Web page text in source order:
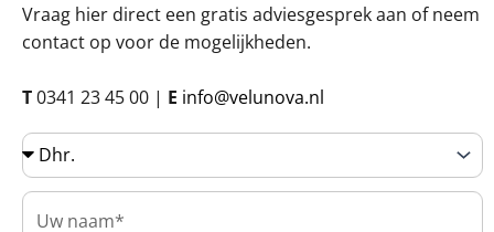
Vraag hier direct een gratis adviesgesprek aan of neem
contact op voor de mogelijkheden.
T0341 23 45 00 | E info@velunova.nl